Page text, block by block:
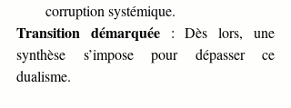
corruption systémique.
Transition démarquée : Dès lors, une
synthèse s’impose pour dépasser ce
dualisme.